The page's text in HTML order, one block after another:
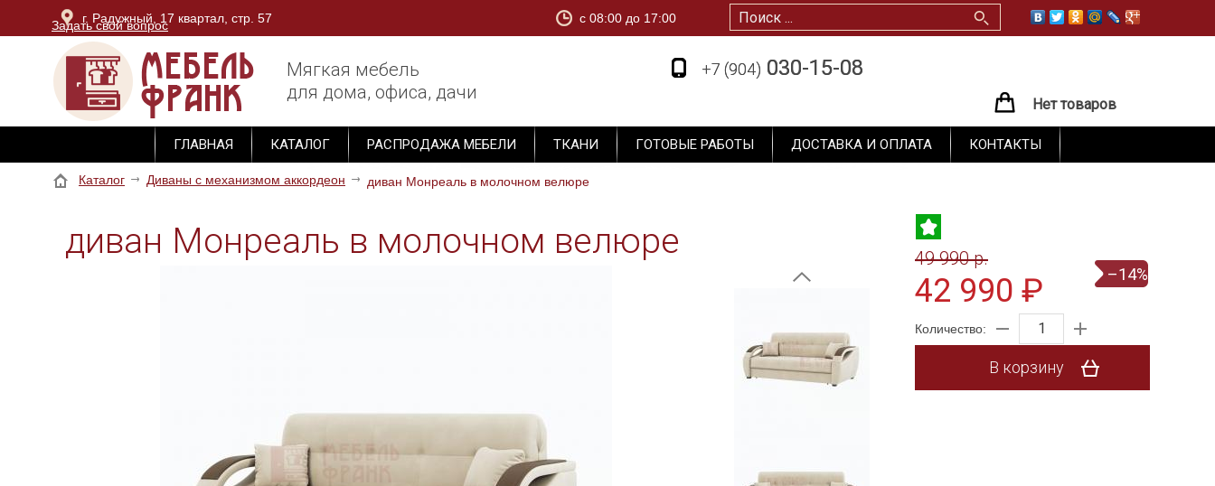
Задать свой вопрос
г. Радужный, 17 квартал, стр. 57
г. Владимир, ОТК Тандем, блок Юг, 3 этаж, секция М-1
c 08:00 до 17:00
Мягкая мебель
для дома, офиса, дачи
+7 (904) 030-15-08
Нет товаров
+7 (904) 030-15-08
ГЛАВНАЯ КАТАЛОГ РАСПРОДАЖА МЕБЕЛИ ТКАНИ ГОТОВЫЕ РАБОТЫ ДОСТАВКА И ОПЛАТА КОНТАКТЫ
Каталог Диваны с механизмом аккордеон диван Монреаль в молочном велюре
диван Монреаль в молочном велюре 49 990 p.
–14%
42 990 ₽
Количество:
В корзину